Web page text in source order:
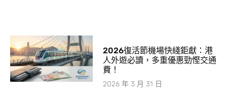
2026復活節機場快綫鉅獻：港
人外遊必讀，多重優惠勁慳交通
費！
2026 年 3 月 31 日